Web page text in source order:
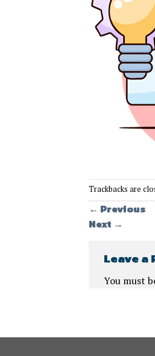
Trackbacks are
← Previous
Next →
Leave a
You must